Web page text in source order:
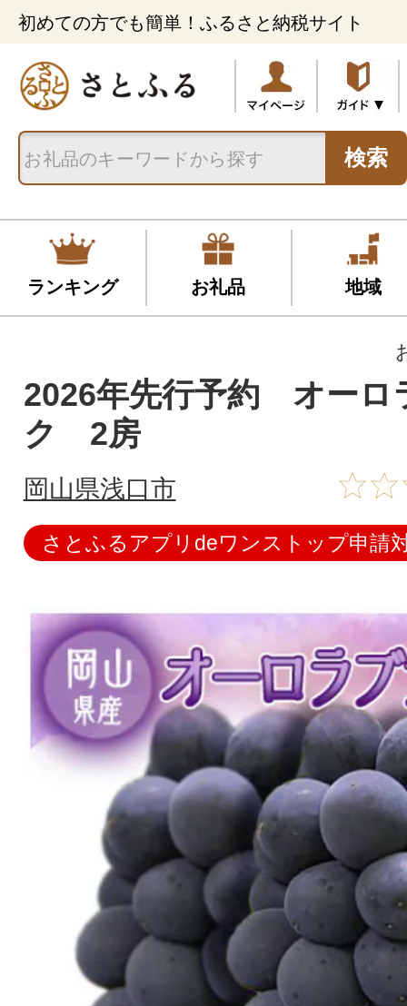
初めての方でも簡単！ふるさと納税サイト
検索
ランキング お礼品 地域
2026年先行予約 オーロ
ク 2房
岡山県浅口市
さとふるアプリdeワンストップ申請